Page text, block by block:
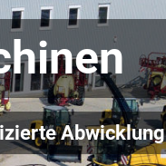
Abwicklung